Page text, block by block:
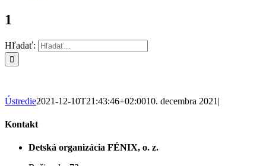
1
Hľadať:
Ústredie2021-12-10T21:43:46+02:0010. decembra 2021 |
Kontakt
Detská organizácia FÉNIX, o. z.